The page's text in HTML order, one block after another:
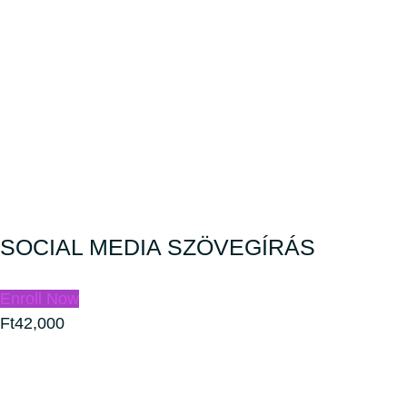
SOCIAL MEDIA SZÖVEGÍRÁS
Enroll Now
Ft42,000